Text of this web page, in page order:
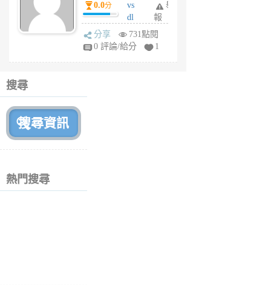
月
前
0.0分
vs
dl
sq
fy
舉
報
分享
731點閱
0 評論/給分
1
搜尋
熱門搜尋